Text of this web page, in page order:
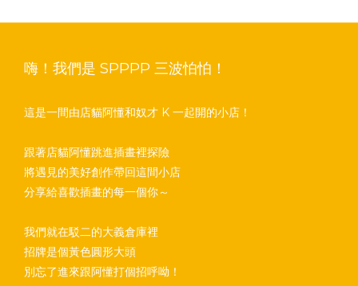
嗨！我們是 SPPPP 三波怕怕！
這是一間由店貓阿懂和奴才 K 一起開的小店！
跟著店貓阿懂跳進插畫裡探險
將遇見的美好創作帶回這間小店
分享給喜歡插畫的每一個你～
我們就在駁二的大義倉庫裡
招牌是個黃色圓形大頭
別忘了進來跟阿懂打個招呼呦！